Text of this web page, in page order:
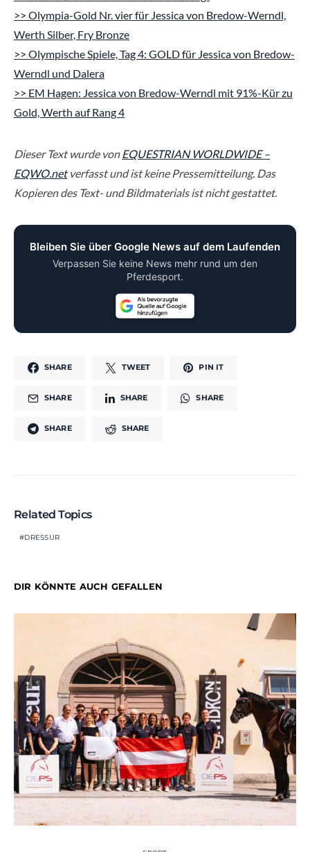
>> Olympia-Gold Nr. vier für Jessica von Bredow-Werndl,
Werth Silber, Fry Bronze
>> Olympische Spiele, Tag 4: GOLD für Jessica von Bredow-
Werndl und Dalera
>> EM Hagen: Jessica von Bredow-Werndl mit 91%-Kür zu
Gold, Werth auf Rang 4
Dieser Text wurde vonEQUESTRIAN WORLDWIDE –
EQWO.netverfasst und ist keine Pressemitteilung. Das
Kopieren des Text- und Bildmaterials ist nicht gestattet.
Bleiben Sie über Google News auf dem Laufenden
Verpassen Sie keine News mehr rund um den
Pferdesport.
SHARE TWEET PIN IT
SHARE SHARE SHARE
SHARE SHARE
Related Topics
DRESSUR
DIR KÖNNTE AUCH GEFALLEN